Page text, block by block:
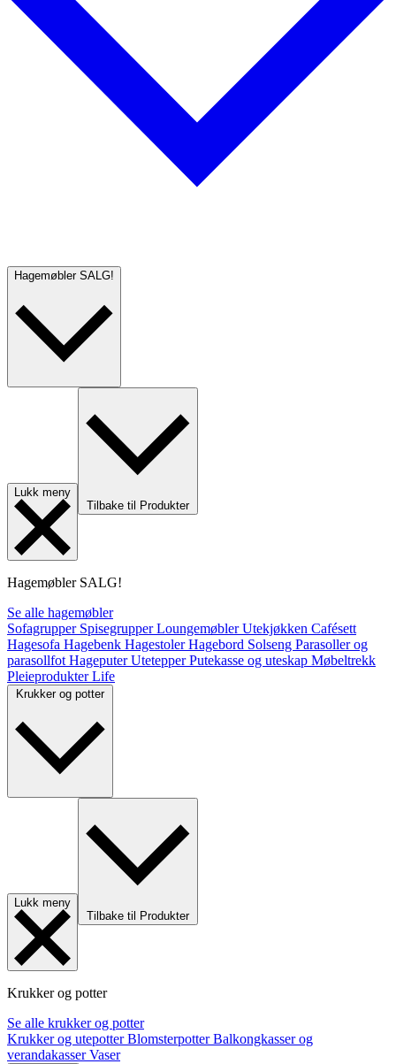
Hagemøbler SALG!
Lukk meny
Tilbake til Produkter
Hagemøbler SALG!
Se alle hagemøbler
Sofagrupper SpisegrupperLoungemøblerUtekjøkken Cafésett
Hagesofa Hagebenk HagestolerHagebord Solseng Parasoller og
parasollfot HageputerUtetepperPutekasse og uteskap Møbeltrekk
PleieprodukterLife
Krukker og potter
Lukk meny
Tilbake til Produkter
Krukker og potter
Se alle krukker og potter
Krukker og utepotterBlomsterpotterBalkongkasser og
verandakasserVaser